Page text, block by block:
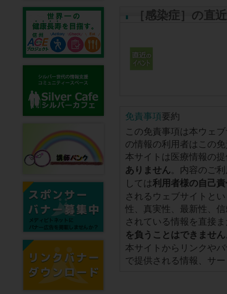
［感染症］の直
免責事項要約
この免責事項は本ウェ
の情報の利用者はこの
本サイトは医療情報の
ありません。内容のご
しては利用者様の自己
されるウェブサイトと
性、真実性、最新性、
されている情報を直接
を負うことはできません
本サイトからリンクや
で提供される情報、サ